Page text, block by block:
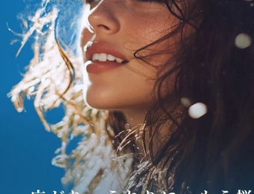
SUBLIMIC サブリミック エア
リーフロー マスク h : まとま
りにくい髪
通常価格
¥5,170
FLOWDIA フローディア シャ
ンプー グランストレッチ
通常価格
¥2,970～
FLOWDIA フローディア トリ
ートメント グランストレッ
チ
通常価格
¥3,190～
ストレーニア ケアストレー
トブラシ